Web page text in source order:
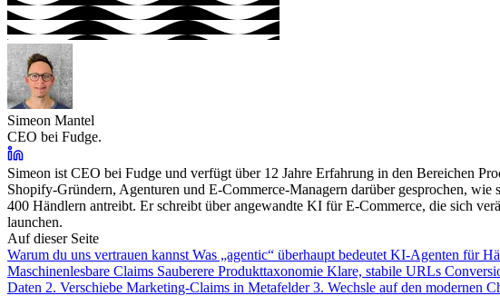
Simeon Mantel
CEO bei Fudge.
Simeon ist CEO bei Fudge und verfügt über 12 Jahre Erfahrung in den Bereichen
Shopify-Gründern, Agenturen und E-Commerce-Managern darüber gesprochen,
400 Händlern antreibt. Er schreibt über angewandte KI für E-Commerce, die sich
launchen.
Auf dieser Seite
Warum du uns vertrauen kannst Was „agentic“ überhaupt bedeutet KI-Agenten für
Maschinenlesbare Claims Sauberere Produkttaxonomie Klare, stabile URLs
Daten 2. Verschiebe Marketing-Claims in Metafelder3. Wechsle auf den modernen